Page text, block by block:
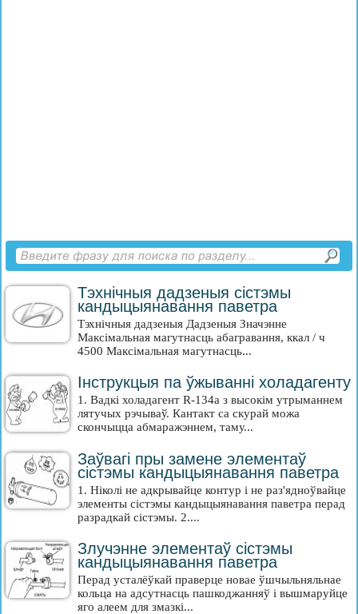
Тэхнічныя дадзеныя сістэмы
кандыцыянавання паветра
Тэхнічныя дадзеныя Дадзеныя Значэнне
Максімальная магутнасць абагравання, ккал / ч
4500 Максімальная магутнасць...
Інструкцыя па ўжыванні холадагенту
1. Вадкі холадагент R-134a з высокім утрыманнем
лятучых рэчываў. Кантакт са скурай можа
скончыцца абмаражэннем, таму...
Заўвагі пры замене элементаў
сістэмы кандыцыянавання паветра
1. Ніколі не адкрывайце контур і не раз'ядноўвайце
элементы сістэмы кандыцыянавання паветра перад
разрадкай сістэмы. 2....
Злучэнне элементаў сістэмы
кандыцыянавання паветра
Перад усталёўкай праверце новае ўшчыльняльнае
кольца на адсутнасць пашкоджанняў і вышмаруйце
яго алеем для змазкі...